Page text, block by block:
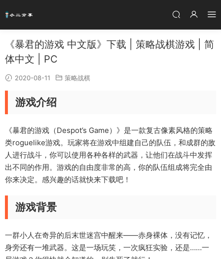
《暴君的游戏 中文版》下载 | 策略战棋游戏 | 简
体中文 | PC
2020-08-11 策略战棋
游戏介绍
《暴君的游戏（Despot’s Game）》是一款复古像素风格的策略
类roguelike游戏。玩家将在游戏中组建自己的队伍，和成群的敌
人进行战斗，你可以使用各种各样的武器，让他们在战斗中发挥
出不同的作用。游戏的自由度非常的高，你的队伍组成将完全由
你来决定。感兴趣的话就快来下载吧！
游戏背景
一群小人在奇异的后末世迷宫中醒来——赤身裸体，没有记忆，
身旁还有一堆武器。这是一场玩笑，一次疯狂实验，还是……一